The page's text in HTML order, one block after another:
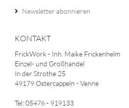
Newsletter abonnieren
KONTAKT
FrickWork - Inh. Maike Frickenhelm
Einzel- und Großhandel
In der Strothe 25
49179 Ostercappeln - Venne
Tel: 05476 - 919133